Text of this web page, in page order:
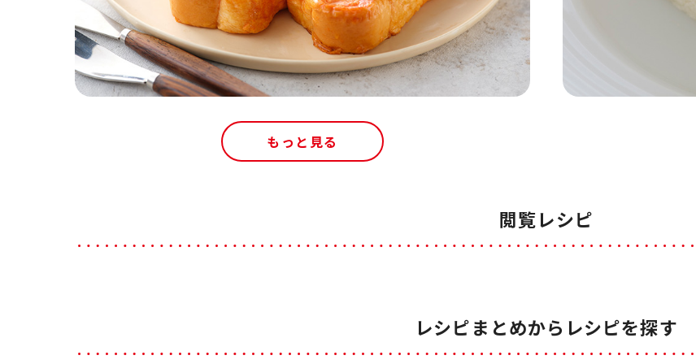
もっと見る
閲覧レシピ
レシピまとめからレシピを探す